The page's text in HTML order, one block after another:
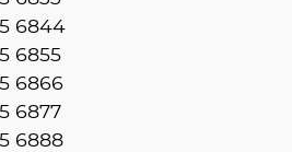
6844
6855
6866
6877
6888